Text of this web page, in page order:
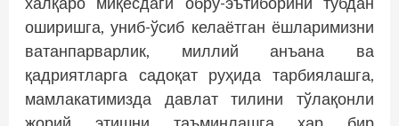
оширишга, униб-ўсиб келаётган ёшларимизни
ватанпарварлик, миллий анъана ва
қадриятларга садоқат руҳида тарбиялашга,
мамлакатимизда давлат тилини тўлақонли